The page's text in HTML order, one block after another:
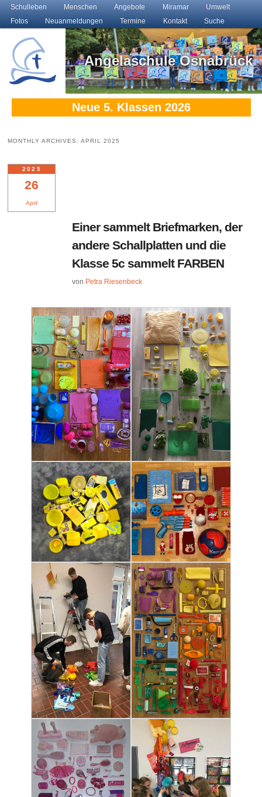
Main menu
Skip to primary content
Skip to secondary content
Schulleben Menschen Angebote Miramar
Umwelt
Fotos
Neuanmeldungen Termine Kontakt Suche
Angelaschule Osnabrück
Neue 5. Klassen 2026
MONTHLY ARCHIVES:APRIL 2025
26
April
2025
Einer sammelt Briefmarken, der
andere Schallplatten und die
Klasse 5c sammelt FARBEN
von Petra Riesenbeck